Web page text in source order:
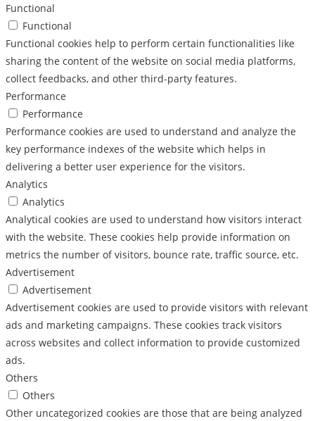
Functional
Functional
Functional cookies help to perform certain functionalities like
sharing the content of the website on social media platforms,
collect feedbacks, and other third-party features.
Performance
Performance
Performance cookies are used to understand and analyze the
key performance indexes of the website which helps in
delivering a better user experience for the visitors.
Analytics
Analytics
Analytical cookies are used to understand how visitors interact
with the website. These cookies help provide information on
metrics the number of visitors, bounce rate, traffic source, etc.
Advertisement
Advertisement
Advertisement cookies are used to provide visitors with relevant
ads and marketing campaigns. These cookies track visitors
across websites and collect information to provide customized
ads.
Others
Others
Other uncategorized cookies are those that are being analyzed